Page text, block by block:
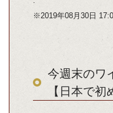
※2019年08月30日
今週末のワ
【日本で